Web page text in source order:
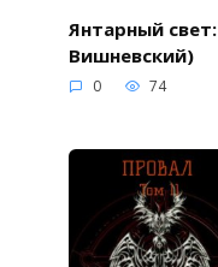
Янтарный
Вишневский)
0 74